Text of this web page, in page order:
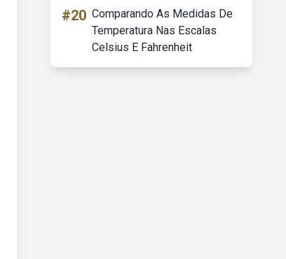
#20 Comparando As Medidas De
Temperatura Nas Escalas
Celsius E Fahrenheit